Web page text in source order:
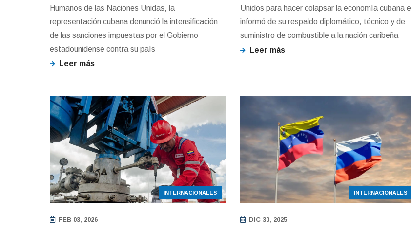
Humanos de las Naciones Unidas, la
representación cubana denunció la intensificación
de las sanciones impuestas por el Gobierno
estadounidense contra su país
Leer más
Unidos para hacer colapsar la economía cubana e
informó de su respaldo diplomático, técnico y de
suministro de combustible a la nación caribeña
Leer más
INTERNACIONALES
FEB 03, 2026
INTERNACIONALES
DIC 30, 2025